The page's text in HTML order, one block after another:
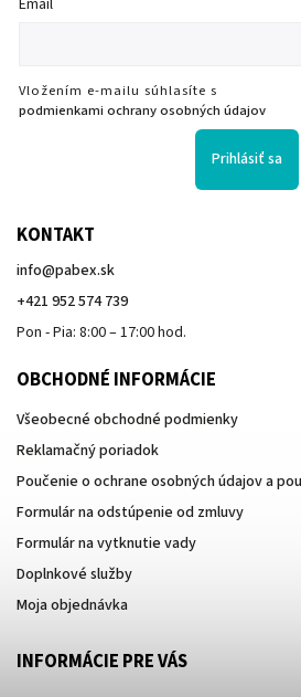
Email
Vložením e-mailu súhlasíte s
podmienkami ochrany osobných údajov
Prihlásiť sa
KONTAKT
info@pabex.sk
+421 952 574 739
Pon - Pia: 8:00 – 17:00 hod.
OBCHODNÉ INFORMÁCIE
Všeobecné obchodné podmienky
Reklamačný poriadok
Poučenie o ochrane osobných údajov a
Formulár na odstúpenie od zmluvy
Formulár na vytknutie vady
Doplnkové služby
Moja objednávka
INFORMÁCIE PRE VÁS